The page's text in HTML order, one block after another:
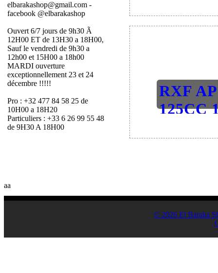
elbarakashop@gmail.com -
facebook @elbarakashop
Ouvert 6/7 jours de 9h30 Ã
12H00 ET de 13H30 a 18H00,
Sauf le vendredi de 9h30 a
12h00 et 15H00 a 18h00
MARDI ouverture
exceptionnellement 23 et 24
décembre !!!!!
Pro : +32 477 84 58 25 de
10H00 a 18H20
Particuliers : +33 6 26 99 55 48
de 9H30 A 18H00
..
RXF
125CC
aa
© 2026 El Baraka